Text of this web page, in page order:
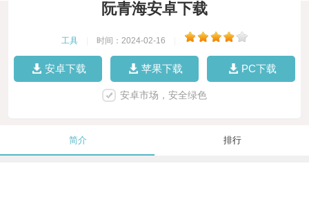
阮青海安卓下载
工具 时间：2024-02-16
安卓下载 苹果下载 PC下载
安卓市场，安全绿色
简介 排行